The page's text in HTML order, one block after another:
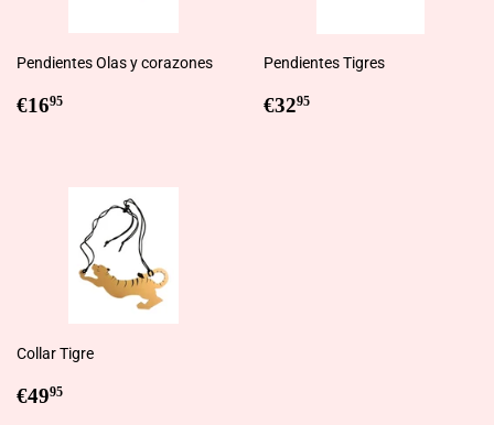
Pendientes Olas y corazones
Regular
€1695
Pendientes Tigres
Regular
€3295
Collar Tigre
Regular
€4995